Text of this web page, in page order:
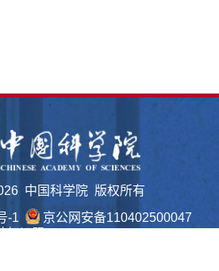
中国科学院 版权所有
-1
京公网安备110402500047